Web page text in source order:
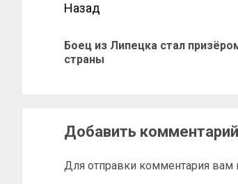
Назад
Боец из Липецка стал
страны
Добавить комментарий
Для отправки комментария вам